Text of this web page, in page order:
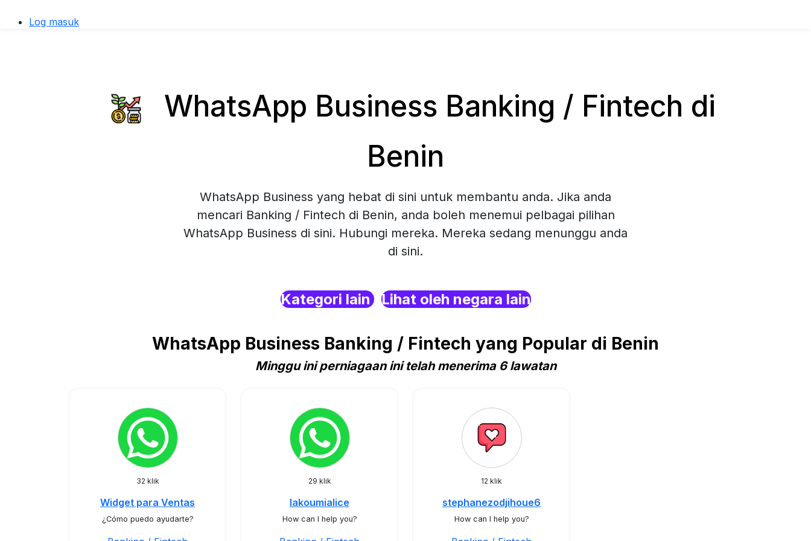
Log masuk
WhatsApp Business Banking / Fintech di
Benin
WhatsApp Business yang hebat di sini untuk membantu anda. Jika anda
mencari Banking / Fintech di Benin, anda boleh menemui pelbagai pilihan
WhatsApp Business di sini. Hubungi mereka. Mereka sedang menunggu anda
di sini.
Kategori lain Lihat oleh negara lain
WhatsApp Business Banking / Fintech yang Popular di Benin
Minggu ini perniagaan ini telah menerima 6 lawatan
32 klik
Widget para Ventas
¿Cómo puedo ayudarte?
29 klik
lakoumialice
How can I help you?
12 klik
stephanezodjihoue6
How can I help you?